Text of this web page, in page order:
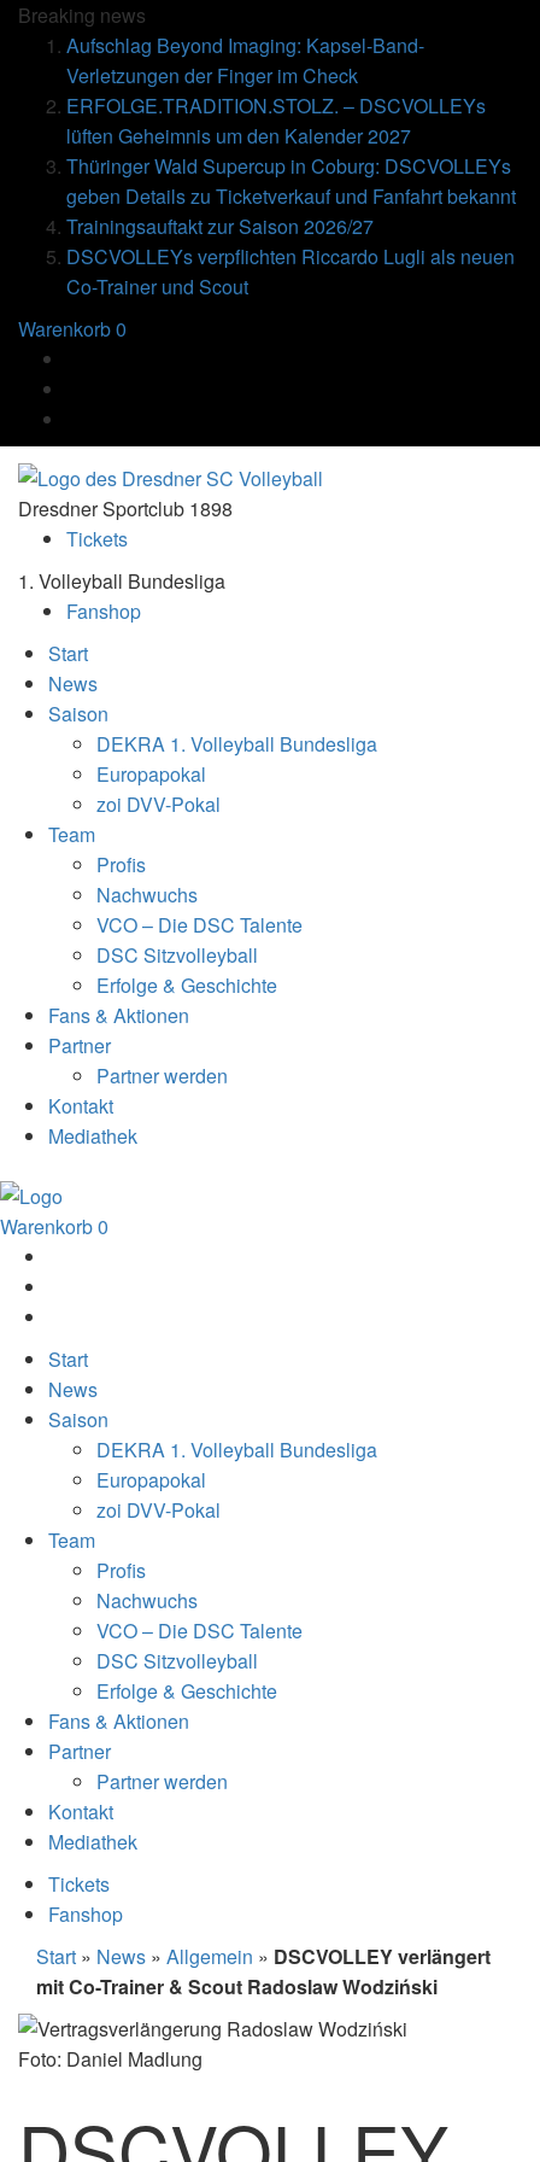
Breaking news
Aufschlag Beyond Imaging: Kapsel-Band-
Verletzungen der Finger im Check
ERFOLGE.TRADITION.STOLZ. – DSCVOLLEYs
lüften Geheimnis um den Kalender 2027
Thüringer Wald Supercup in Coburg: DSCVOLLEYs
geben Details zu Ticketverkauf und Fanfahrt bekannt
Trainingsauftakt zur Saison 2026/27
DSCVOLLEYs verpflichten Riccardo Lugli als neuen
Co-Trainer und Scout
Warenkorb0
Dresdner Sportclub 1898
Tickets
1. Volleyball Bundesliga
Fanshop
Start
News
Saison
DEKRA 1. Volleyball Bundesliga
Europapokal
zoi DVV-Pokal
Team
Profis
Nachwuchs
VCO – Die DSC Talente
DSC Sitzvolleyball
Erfolge & Geschichte
Fans & Aktionen
Partner
Partner werden
Kontakt
Mediathek
Warenkorb0
Start
News
Saison
DEKRA 1. Volleyball Bundesliga
Europapokal
zoi DVV-Pokal
Team
Profis
Nachwuchs
VCO – Die DSC Talente
DSC Sitzvolleyball
Erfolge & Geschichte
Fans & Aktionen
Partner
Partner werden
Kontakt
Mediathek
Tickets
Fanshop
Start » News » Allgemein » DSCVOLLEY verlängert
mit Co-Trainer & Scout Radoslaw Wodziński
Foto: Daniel Madlung